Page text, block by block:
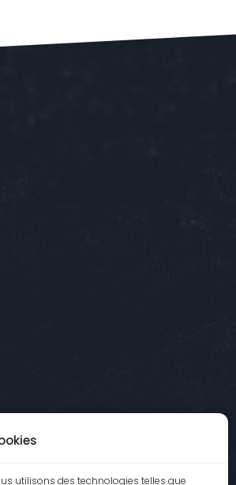
utilisons des technologies telles que